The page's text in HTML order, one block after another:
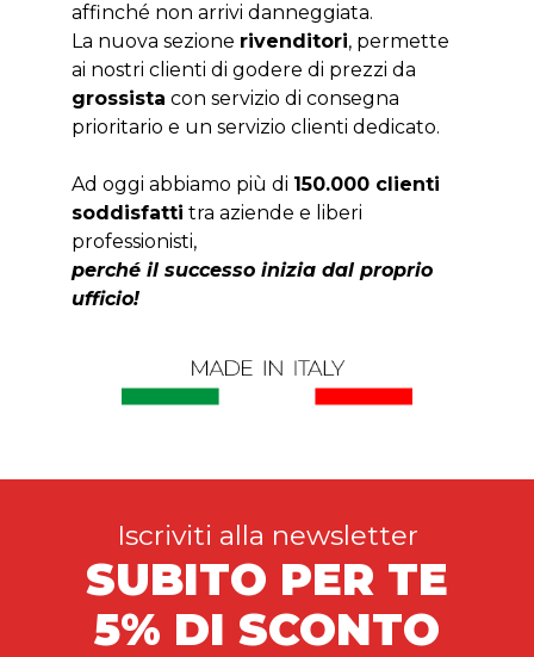
affinché non arrivi danneggiata.
La nuova sezione rivenditori, permette
ai nostri clienti di godere di prezzi da
grossista con servizio di consegna
prioritario e un servizio clienti dedicato.
Ad oggi abbiamo più di 150.000 clienti
soddisfatti tra aziende e liberi
professionisti,
perché il successo inizia dal proprio
ufficio!
Iscriviti alla newsletter
SUBITO PER TE
5% DI SCONTO